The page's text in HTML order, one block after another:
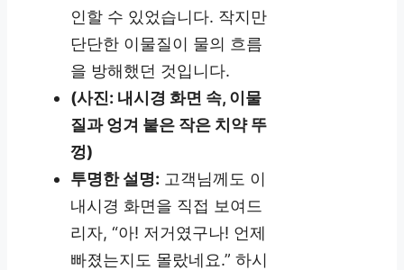
인할 수 있었습니다. 작지만
단단한 이물질이 물의 흐름
을 방해했던 것입니다.
(사진: 내시경 화면 속, 이물
질과 엉겨 붙은 작은 치약 뚜
껑)
투명한 설명: 고객님께도 이
내시경 화면을 직접 보여드
리자, “아! 저거였구나! 언제
빠졌는지도 몰랐네요.” 하시